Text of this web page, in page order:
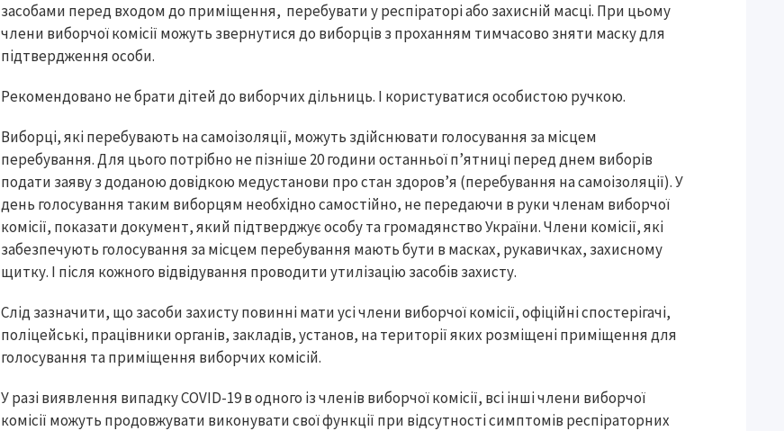
засобами перед входом до приміщення, перебувати у респіраторі або захисній масці. При цьому
члени виборчої комісії можуть звернутися до виборців з проханням тимчасово зняти маску для
підтвердження особи.
Рекомендовано не брати дітей до виборчих дільниць. І користуватися особистою ручкою.
Виборці, які перебувають на самоізоляції, можуть здійснювати голосування за місцем
перебування. Для цього потрібно не пізніше 20 години останньої п’ятниці перед днем виборів
подати заяву з доданою довідкою медустанови про стан здоров’я (перебування на самоізоляції). У
день голосування таким виборцям необхідно самостійно, не передаючи в руки членам виборчої
комісії, показати документ, який підтверджує особу та громадянство України. Члени комісії, які
забезпечують голосування за місцем перебування мають бути в масках, рукавичках, захисному
щитку. І після кожного відвідування проводити утилізацію засобів захисту.
Слід зазначити, що засоби захисту повинні мати усі члени виборчої комісії, офіційні спостерігачі,
поліцейські, працівники органів, закладів, установ, на території яких розміщені приміщення для
голосування та приміщення виборчих комісій.
У разі виявлення випадку COVID-19 в одного із членів виборчої комісії, всі інші члени виборчої
комісії можуть продовжувати виконувати свої функції при відсутності симптомів респіраторних